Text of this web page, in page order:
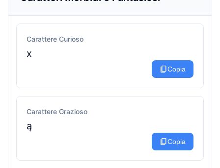
Carattere Curioso
x
content_copyCopia
Carattere Grazioso
ą
content_copyCopia